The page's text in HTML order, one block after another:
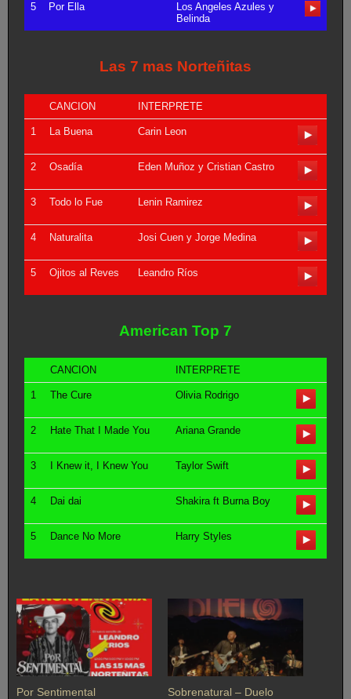
5 Por Ella
Los Angeles Azules y
Belinda
Las 7 mas Norteñitas
CANCION INTERPRETE
1 La Buena Carin Leon
2 Osadía Eden Muñoz y Cristian Castro
3 Todo lo Fue Lenin Ramirez
4 Naturalita Josi Cuen y Jorge Medina
5 Ojitos al Reves Leandro Ríos
American Top 7
CANCION INTERPRETE
1 The Cure Olivia Rodrigo
2 Hate That I Made You Ariana Grande
3 I Knew it, I Knew You Taylor Swift
4 Dai dai Shakira ft Burna Boy
5 Dance No More Harry Styles
Por Sentimental Sobrenatural – Duelo